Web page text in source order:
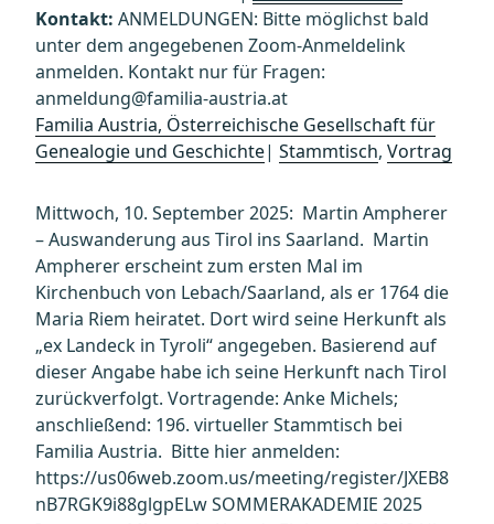
Kontakt: ANMELDUNGEN: Bitte möglichst bald
unter dem angegebenen Zoom-Anmeldelink
anmelden. Kontakt nur für Fragen:
anmeldung@familia-austria.at
Familia Austria, Österreichische Gesellschaft für
Genealogie und Geschichte| Stammtisch, Vortrag
Mittwoch, 10. September 2025: Martin Ampherer
– Auswanderung aus Tirol ins Saarland. Martin
Ampherer erscheint zum ersten Mal im
Kirchenbuch von Lebach/Saarland, als er 1764 die
Maria Riem heiratet. Dort wird seine Herkunft als
„ex Landeck in Tyroli“ angegeben. Basierend auf
dieser Angabe habe ich seine Herkunft nach Tirol
zurückverfolgt. Vortragende: Anke Michels;
anschließend: 196. virtueller Stammtisch bei
Familia Austria. Bitte hier anmelden:
https://us06web.zoom.us/meeting/register/JXEB8
nB7RGK9i88glgpELw SOMMERAKADEMIE 2025